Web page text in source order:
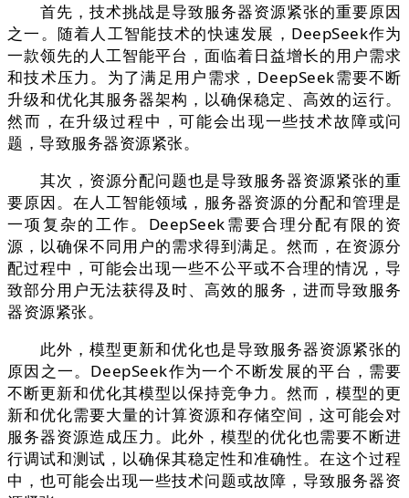
首先，技术挑战是导致服务器资源紧张的重要原因
之一。随着人工智能技术的快速发展，DeepSeek作为
一款领先的人工智能平台，面临着日益增长的用户需求
和技术压力。为了满足用户需求，DeepSeek需要不断
升级和优化其服务器架构，以确保稳定、高效的运行。
然而，在升级过程中，可能会出现一些技术故障或问
题，导致服务器资源紧张。
其次，资源分配问题也是导致服务器资源紧张的重
要原因。在人工智能领域，服务器资源的分配和管理是
一项复杂的工作。DeepSeek需要合理分配有限的资
源，以确保不同用户的需求得到满足。然而，在资源分
配过程中，可能会出现一些不公平或不合理的情况，导
致部分用户无法获得及时、高效的服务，进而导致服务
器资源紧张。
此外，模型更新和优化也是导致服务器资源紧张的
原因之一。DeepSeek作为一个不断发展的平台，需要
不断更新和优化其模型以保持竞争力。然而，模型的更
新和优化需要大量的计算资源和存储空间，这可能会对
服务器资源造成压力。此外，模型的优化也需要不断进
行调试和测试，以确保其稳定性和准确性。在这个过程
中，也可能会出现一些技术问题或故障，导致服务器资